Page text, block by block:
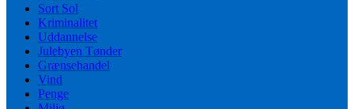
Sort Sol
Kriminalitet
Uddannelse
Julebyen Tønder
Grænsehandel
Vind
Penge